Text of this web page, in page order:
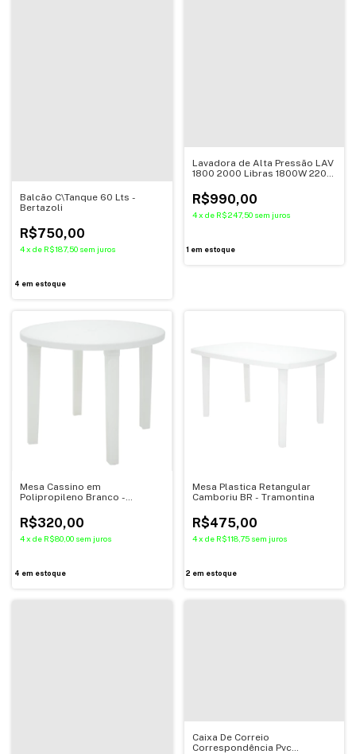
Balcão C\Tanque 60 Lts -
Bertazoli
R$750,00
4x de R$187,50 sem juros
4 em estoque
Lavadora de Alta Pressão LAV
1800 2000 Libras 1800W 220V
R$990,00
4 x de R$247,50 sem juros
1 em estoque
Mesa Cassino em
Polipropileno Branco -
R$320,00
4x de R$80,00 sem juros
4 em estoque
Mesa Plastica Retangular
Camboriu BR - Tramontina
R$475,00
4 x de R$118,75 sem juros
2 em estoque
Caixa De Correio
Correspondência Pvc